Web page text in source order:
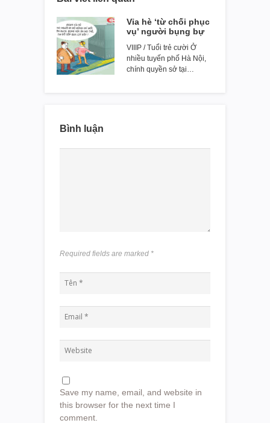
Vỉa hè ‘từ chối phục
vụ’ người bụng bự
VIIIP / Tuổi trẻ cười Ở
nhiều tuyến phố Hà Nội,
chính quyền sở tại…
Bình luận
Required fields are marked *
Save my name, email, and website in
this browser for the next time I
comment.